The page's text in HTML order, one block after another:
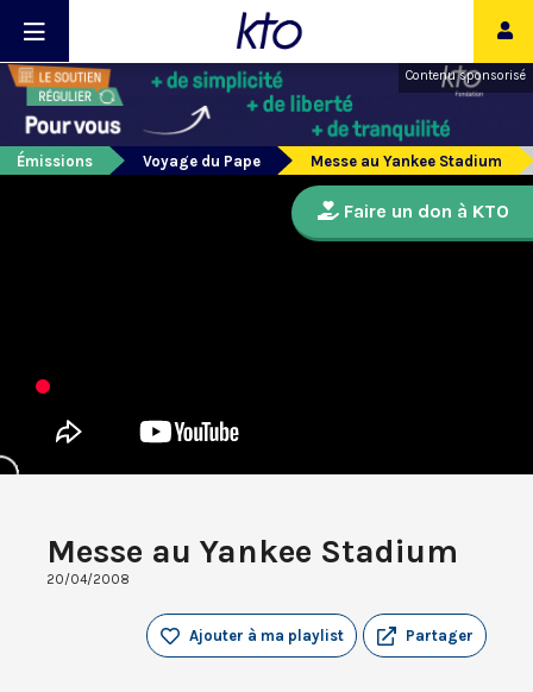
Contenu sponsorisé
Émissions Voyage du Pape Messe au Yankee Stadium
Messe au Yankee Stadium
20/04/2008
Partager
Ajouter à ma playlist
Faire un don à KTO